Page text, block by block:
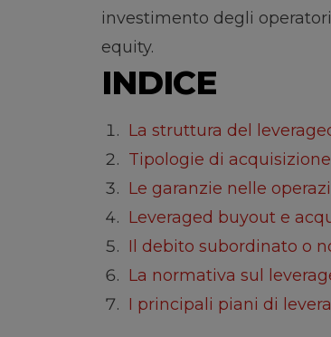
investimento degli
equity.
INDICE
La struttura del
Tipologie di
Le garanzie nelle
Leveraged buyout e
Il debito subordinato o
La normativa sul
I principali piani di